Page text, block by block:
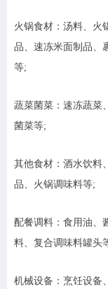
火锅食材：汤料、火
品、速冻米面制品、
等;
蔬菜菌菜：速冻蔬菜
菌菜等;
其他食材：酒水饮料
品、火锅调味料等;
配餐调料：食用油、
料、复合调味料罐头
机械设备：烹饪设备